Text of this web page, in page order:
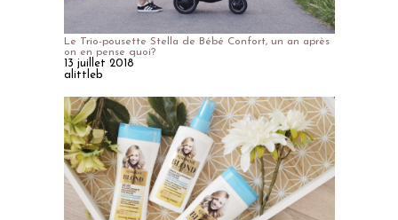
Le Trio-pousette Stella de Bébé Confort, un an après
on en pense quoi?
13 juillet 2018
alittleb